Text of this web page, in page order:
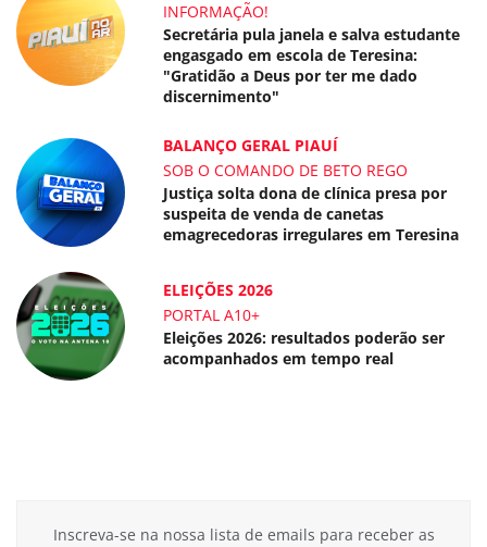
INFORMAÇÃO!
Secretária pula janela e salva estudante
engasgado em escola de Teresina:
"Gratidão a Deus por ter me dado
discernimento"
BALANÇO GERAL PIAUÍ
SOB O COMANDO DE BETO REGO
Justiça solta dona de clínica presa por
suspeita de venda de canetas
emagrecedoras irregulares em Teresina
ELEIÇÕES 2026
PORTAL A10+
Eleições 2026: resultados poderão ser
acompanhados em tempo real
Inscreva-se na nossa lista de emails para receber as